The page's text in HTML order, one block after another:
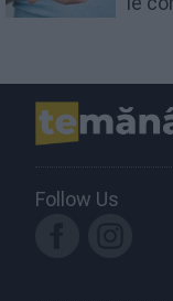
Follow Us